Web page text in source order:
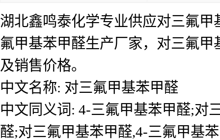
湖北鑫鸣泰化学专业供应对三氟
氟甲基苯甲醛生产厂家，对三氟
及销售价格。
中文名称: 对三氟甲基苯甲醛
中文同义词: 4-三氟甲基苯甲醛;对
醛;对三氟甲基苯甲醛,4-三氟甲基